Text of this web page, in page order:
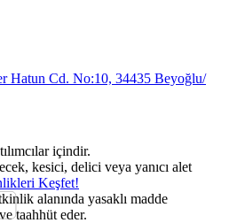
Hatun Cd. No:10, 34435 Beyoğlu/
içindir.
kesici, delici veya yanıcı alet
alanında yasaklı madde
taahhüt eder.
Keşfet!